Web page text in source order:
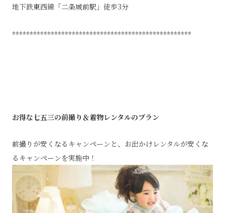
地下鉄東西線「二条城前駅」徒歩3分
***************************************************
お得な七五三の前撮り＆着物レンタルのプラン
前撮りが安くなるキャンペーンと、お出かけレンタルが安くな
るキャンペーンを実施中！